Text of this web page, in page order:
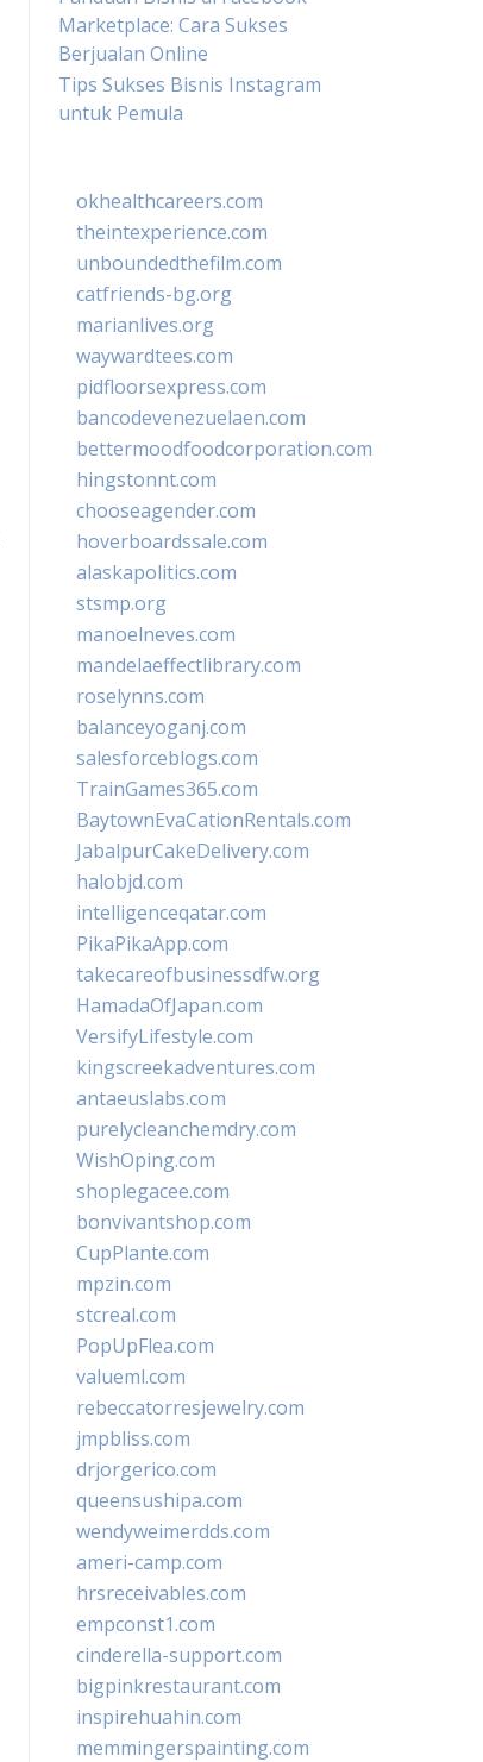
Marketplace: Cara Sukses
Berjualan Online
Tips Sukses Bisnis Instagram
untuk Pemula
okhealthcareers.com
theintexperience.com
unboundedthefilm.com
catfriends-bg.org
marianlives.org
waywardtees.com
pidfloorsexpress.com
bancodevenezuelaen.com
bettermoodfoodcorporation.com
hingstonnt.com
chooseagender.com
hoverboardssale.com
alaskapolitics.com
stsmp.org
manoelneves.com
mandelaeffectlibrary.com
roselynns.com
balanceyoganj.com
salesforceblogs.com
TrainGames365.com
BaytownEvaCationRentals.com
JabalpurCakeDelivery.com
halobjd.com
intelligenceqatar.com
PikaPikaApp.com
takecareofbusinessdfw.org
HamadaOfJapan.com
VersifyLifestyle.com
kingscreekadventures.com
antaeuslabs.com
purelycleanchemdry.com
WishOping.com
shoplegacee.com
bonvivantshop.com
CupPlante.com
mpzin.com
stcreal.com
PopUpFlea.com
valueml.com
rebeccatorresjewelry.com
jmpbliss.com
drjorgerico.com
queensushipa.com
wendyweimerdds.com
ameri-camp.com
hrsreceivables.com
empconst1.com
cinderella-support.com
bigpinkrestaurant.com
inspirehuahin.com
memmingerspainting.com